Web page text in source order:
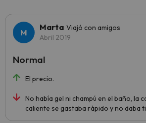
Marta Viajó con amigos
Abril 2019
El precio.
No había gel ni champú en el baño, la
caliente se gastaba rápido y no daba
Normal